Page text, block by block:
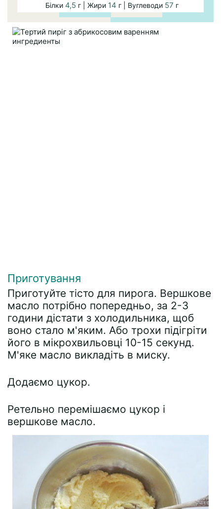
Білки 4,5 г | Жири 14 г | Вуглеводи 57 г
Приготування
Приготуйте тісто для пирога. Вершкове
масло потрібно попередньо, за 2-3
години дістати з холодильника, щоб
воно стало м'яким. Або трохи підігріти
його в мікрохвильовці 10-15 секунд.
М'яке масло викладіть в миску.
Додаємо цукор.
Ретельно перемішаємо цукор і
вершкове масло.